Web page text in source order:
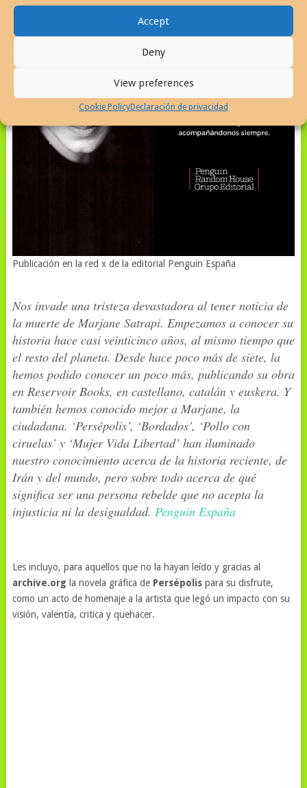
Accept
Deny
View preferences
Cookie PolicyDeclaración de privacidad
Publicación en la red x de la editorial Penguin España
Nos invade una tristeza devastadora al tener noticia de
la muerte de Marjane Satrapi. Empezamos a conocer su
historia hace casi veinticinco años, al mismo tiempo que
el resto del planeta. Desde hace poco más de siete, la
hemos podido conocer un poco más, publicando su obra
en Reservoir Books, en castellano, catalán y euskera. Y
también hemos conocido mejor a Marjane, la
ciudadana. ‘Persépolis’, ‘Bordados’, ‘Pollo con
ciruelas’ y ‘Mujer Vida Libertad’ han iluminado
nuestro conocimiento acerca de la historia reciente, de
Irán y del mundo, pero sobre todo acerca de qué
significa ser una persona rebelde que no acepta la
injusticia ni la desigualdad. Penguin España
Les incluyo, para aquellos que no la hayan leído y gracias al
archive.org la novela gráfica de Persépolispara su disfrute,
como un acto de homenaje a la artista que legó un impacto con su
visión, valentía, critica y quehacer.